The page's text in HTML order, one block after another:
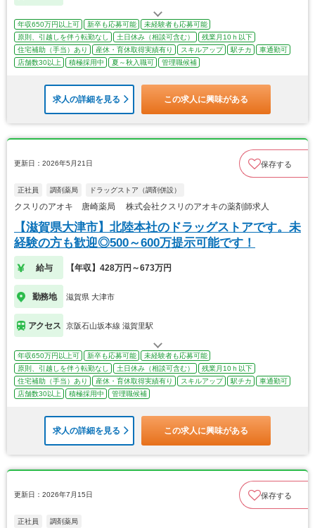
年収650万円以上可 新卒も応募可能
未経験者も応募可能
原則、引越しを伴う転勤なし
土日休み（相談可含む）
残業月10ｈ以下
住宅補助（手当）あり
産休・育休取得実績有り スキルアップ 駅チカ
車通勤可
店舗数30以上
積極採用中 夏～秋入職可 管理職候補
求人の詳細を見る この求人に興味がある
更新日：2026年5月21日 保存する
正社員 調剤薬局 ドラッグストア（調剤併設）
クスリのアオキ 唐崎薬局 株式会社クスリのアオキの薬剤師求人
【滋賀県大津市】北陸本社のドラッグストアです。未
経験の方も歓迎◎500～600万提示可能です！
給与 【年収】428万円～673万円
勤務地 滋賀県 大津市
アクセス 京阪石山坂本線 滋賀里駅
年収650万円以上可 新卒も応募可能
未経験者も応募可能
原則、引越しを伴う転勤なし
土日休み（相談可含む）
残業月10ｈ以下
住宅補助（手当）あり
産休・育休取得実績有り スキルアップ 駅チカ
車通勤可
店舗数30以上
積極採用中 管理職候補
求人の詳細を見る この求人に興味がある
更新日：2026年7月15日 保存する
正社員 調剤薬局